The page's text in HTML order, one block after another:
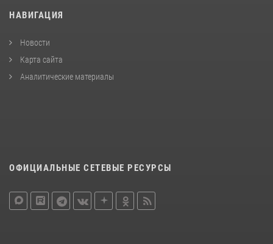
НАВИГАЦИЯ
Новости
Карта сайта
Аналитические материалы
ОФИЦИАЛЬНЫЕ СЕТЕВЫЕ РЕСУРСЫ